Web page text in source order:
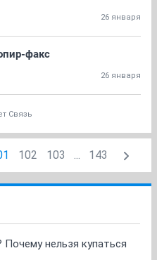
26 января
факс
26 января
Связь
102 103 ... 143
нельзя купаться